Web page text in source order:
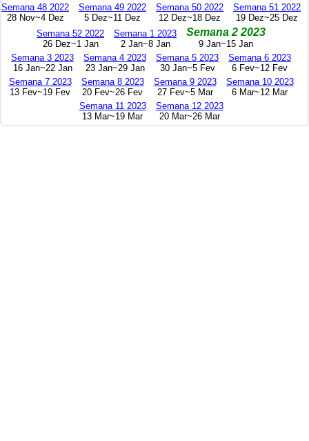
Semana 48 2022
28 Nov~4 Dez
Semana 49 2022
5 Dez~11 Dez
Semana 50 2022
12 Dez~18 Dez
Semana 51 2022
19 Dez~25 Dez
Semana 52 2022
26 Dez~1 Jan
Semana 1 2023
2 Jan~8 Jan
Semana 2 2023
9 Jan~15 Jan
Semana 3 2023
16 Jan~22 Jan
Semana 4 2023
23 Jan~29 Jan
Semana 5 2023
30 Jan~5 Fev
Semana 6 2023
6 Fev~12 Fev
Semana 7 2023
13 Fev~19 Fev
Semana 8 2023
20 Fev~26 Fev
Semana 9 2023
27 Fev~5 Mar
Semana 10 2023
6 Mar~12 Mar
Semana 11 2023
13 Mar~19 Mar
Semana 12 2023
20 Mar~26 Mar